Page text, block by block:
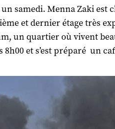
samedi. Menna Zaki est
et dernier étage très
un quartier où vivent
8h00 et s’est préparé un